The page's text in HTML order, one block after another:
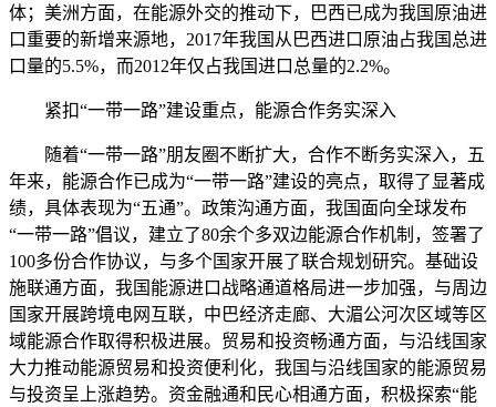
体；美洲方面，在能源外交的推动下，巴西已成为我国原油进
口重要的新增来源地，2017年我国从巴西进口原油占我国总进
口量的5.5%，而2012年仅占我国进口总量的2.2%。
紧扣“一带一路”建设重点，能源合作务实深入
随着“一带一路”朋友圈不断扩大，合作不断务实深入，五
年来，能源合作已成为“一带一路”建设的亮点，取得了显著成
绩，具体表现为“五通”。政策沟通方面，我国面向全球发布
“一带一路”倡议，建立了80余个多双边能源合作机制，签署了
100多份合作协议，与多个国家开展了联合规划研究。基础设
施联通方面，我国能源进口战略通道格局进一步加强，与周边
国家开展跨境电网互联，中巴经济走廊、大湄公河次区域等区
域能源合作取得积极进展。贸易和投资畅通方面，与沿线国家
大力推动能源贸易和投资便利化，我国与沿线国家的能源贸易
与投资呈上涨趋势。资金融通和民心相通方面，积极探索“能